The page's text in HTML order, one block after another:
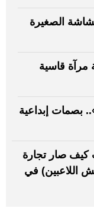
الصغيرة
2».. الأناقة مرآة قاسية
بصمات إبداعية
كيف صار تجارة
اللاعبين) في